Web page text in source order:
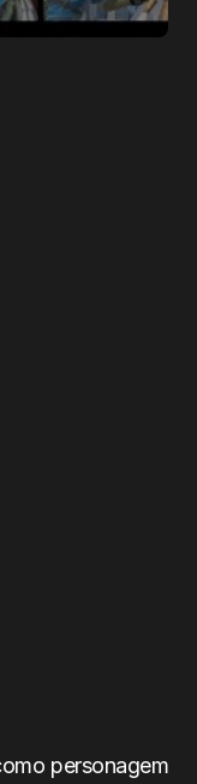
personagem